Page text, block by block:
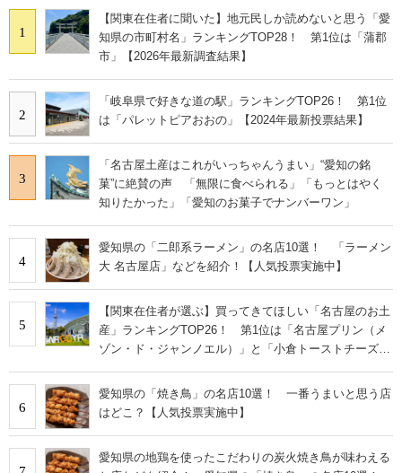
1
【関東在住者に聞いた】地元民しか読めないと思う「愛
知県の市町村名」ランキングTOP28！ 第1位は「蒲郡
市」【2026年最新調査結果】
2
「岐阜県で好きな道の駅」ランキングTOP26！ 第1位
は「パレットピアおおの」【2024年最新投票結果】
3
「名古屋土産はこれがいっちゃんうまい」“愛知の銘
菓”に絶賛の声 「無限に食べられる」「もっとはやく
知りたかった」「愛知のお菓子でナンバーワン」
4
愛知県の「二郎系ラーメン」の名店10選！ 「ラーメン
大 名古屋店」などを紹介！【人気投票実施中】
5
【関東在住者が選ぶ】買ってきてほしい「名古屋のお土
産」ランキングTOP26！ 第1位は「名古屋プリン（メ
ゾン・ド・ジャンノエル）」と「小倉トーストチーズケ
6
愛知県の「焼き鳥」の名店10選！ 一番うまいと思う店
はどこ？【人気投票実施中】
愛知県の地鶏を使ったこだわりの炭火焼き鳥が味わえる